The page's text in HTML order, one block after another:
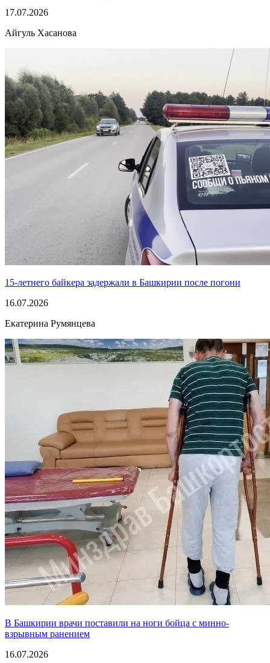
17.07.2026
Айгуль Хасанова
15-летнего байкера задержали в Башкирии после погони
16.07.2026
Екатерина Румянцева
В Башкирии врачи поставили на ноги бойца с минно-
взрывным ранением
16.07.2026